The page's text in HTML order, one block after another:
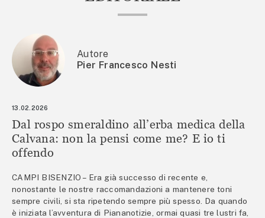
Autore
Pier Francesco Nesti
13.02.2026
Dal rospo smeraldino all’erba medica della
Calvana: non la pensi come me? E io ti
offendo
CAMPI BISENZIO – Era già successo di recente e,
nonostante le nostre raccomandazioni a mantenere toni
sempre civili, si sta ripetendo sempre più spesso. Da quando
è iniziata l’avventura di Piananotizie, ormai quasi tre lustri fa,